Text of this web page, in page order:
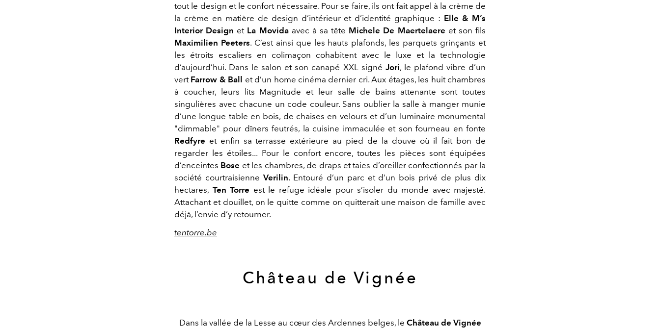
tout le design et le confort nécessaire. Pour se faire, ils ont fait appel à la crème de
la crème en matière de design d’intérieur et d’identité graphique : Elle & M’s
Interior Design et La Movidaavec à sa tête Michele De Maertelaere et son fils
Maximilien Peeters. C’est ainsi que les hauts plafonds, les parquets grinçants et
les étroits escaliers en colimaçon cohabitent avec le luxe et la technologie
d’aujourd’hui. Dans le salon et son canapé XXL signé Jori, le plafond vibre d’un
vert Farrow & Ball et d’un home cinéma dernier cri. Aux étages, les huit chambres
à coucher, leurs lits Magnitude et leur salle de bains attenante sont toutes
singulières avec chacune un code couleur. Sans oublier la salle à manger munie
d’une longue table en bois, de chaises en velours et d’un luminaire monumental
"dimmable" pour dîners feutrés, la cuisine immaculée et son fourneau en fonte
Redfyre et enfin sa terrasse extérieure au pied de la douve où il fait bon de
regarder les étoiles... Pour le confort encore, toutes les pièces sont équipées
d’enceintes Bose et les chambres, de draps et taies d’oreiller confectionnés par la
société courtraisienne Verilin. Entouré d’un parc et d’un bois privé de plus dix
hectares, Ten Torre est le refuge idéale pour s’isoler du monde avec majesté.
Attachant et douillet, on le quitte comme on quitterait une maison de famille avec
déjà, l’envie d’y retourner.
tentorre.be
Château de Vignée
Dans la vallée de la Lesse au cœur des Ardennes belges, le Château de Vignée